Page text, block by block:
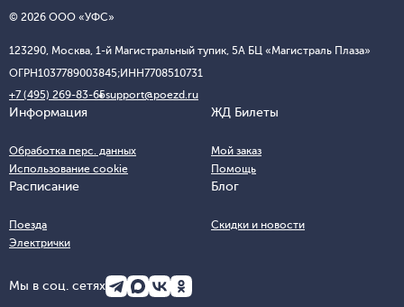
© 2026 ООО «УФС»
123290, Москва, 1-й Магистральный тупик, 5А БЦ «Магистраль Плаза»
ОГРН1037789003845;ИНН7708510731
+7 (495) 269-83-65support@poezd.ru
Информация
Обработка перс. данных
Использование cookie
ЖД Билеты
Мой заказ
Помощь
Расписание
Поезда
Электрички
Блог
Скидки и новости
Мы в соц. сетях